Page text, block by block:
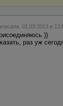
01.03.2013 в
))
раз уж